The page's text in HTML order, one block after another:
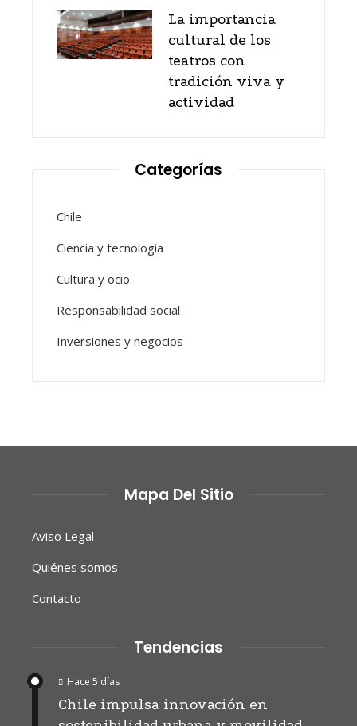
La importancia
cultural de los
teatros con
tradición viva y
actividad
Categorías
Chile
Ciencia y tecnología
Cultura y ocio
Responsabilidad social
Inversiones y negocios
Mapa Del Sitio
Aviso Legal
Quiénes somos
Contacto
Tendencias
Hace 5 días
Chile impulsa innovación en